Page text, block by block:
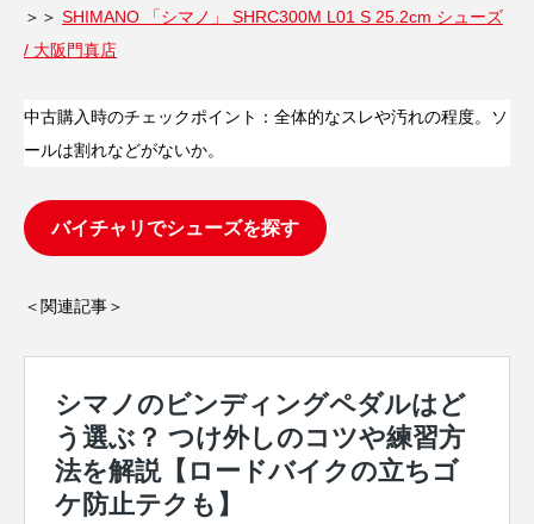
＞＞ SHIMANO 「シマノ」 SHRC300M L01 S 25.2cm シューズ
/ 大阪門真店
中古購入時のチェックポイント：全体的なスレや汚れの程度。ソ
ールは割れなどがないか。
バイチャリでシューズを探す
＜関連記事＞